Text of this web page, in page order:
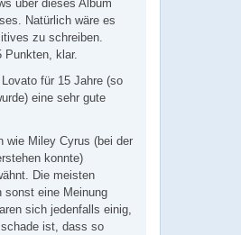
über dieses Album
Natürlich wäre es
zu schreiben.
klar.
für 15 Jahre (so
eine sehr gute
wie Miley Cyrus (bei der
konnte)
Die meisten
sonst eine Meinung
sich jedenfalls einig,
ist, dass so